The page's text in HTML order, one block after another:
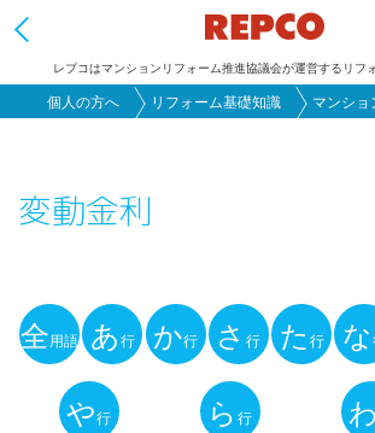
レプコはマンションリフォーム推進協議会が運営するリフ
個人の方へ リフォーム基礎知識 マンシ
変動金利
用
全用語 あ行 か行 さ行 た 行 な
や行 ら 行 わ